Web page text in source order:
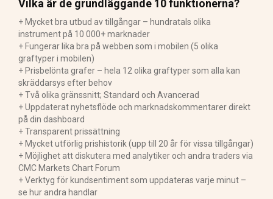
Vilka är de grundläggande 10 funktionerna?
+ Mycket bra utbud av tillgångar – hundratals olika
instrument på 10 000+ marknader
+ Fungerar lika bra på webben som i mobilen (5 olika
graftyper i mobilen)
+ Prisbelönta grafer – hela 12 olika graftyper som alla kan
skräddarsys efter behov
+ Två olika gränssnitt; Standard och Avancerad
+ Uppdaterat nyhetsflöde och marknadskommentarer direkt
på din dashboard
+ Transparent prissättning
+ Mycket utförlig prishistorik (upp till 20 år för vissa tillgångar)
+ Möjlighet att diskutera med analytiker och andra traders via
CMC Markets Chart Forum
+ Verktyg för kundsentiment som uppdateras varje minut –
se hur andra handlar